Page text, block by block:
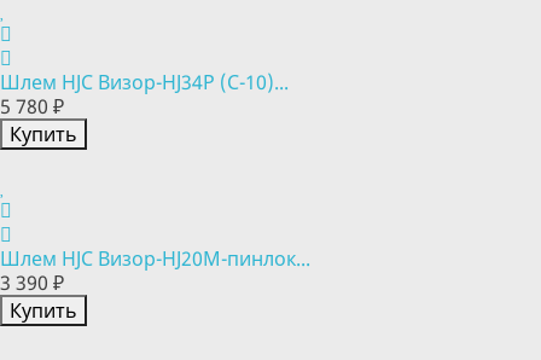
Шлем HJC Визор-HJ34P (C-10)...
5 780 ₽
Купить
Шлем HJC Визор-HJ20М-пинлок...
3 390 ₽
Купить